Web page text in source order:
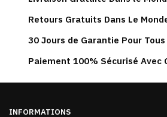
Retours Gratuits Dans Le
30 Jours de Garantie Pour
Paiement 100% Sécurisé Avec
INFORMATIONS